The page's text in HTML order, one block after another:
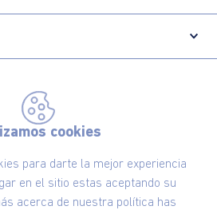
cookies
para darte la mejor experiencia
en el sitio estas aceptando su
acerca de nuestra política has